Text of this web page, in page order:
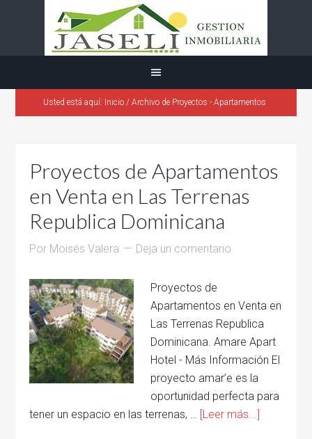
Usted está aquí: Inicio / Archivo de Proyectos - Apartamentos
Proyectos de Apartamentos
en Venta en Las Terrenas
Republica Dominicana
Por Moisés Valera Deja un comentario
Proyectos de
Apartamentos en Venta en
Las Terrenas Republica
Dominicana. Amare Apart
Hotel - Más Información El
proyecto amar’e es la
oportunidad perfecta para
tener un espacio en las terrenas, … [Leer más...]